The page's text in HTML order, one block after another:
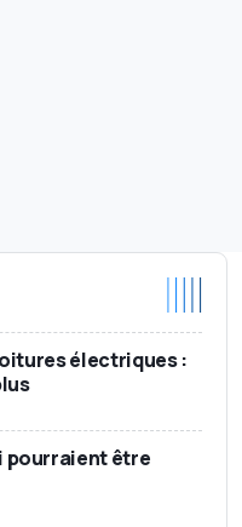
électriques :
pourraient être